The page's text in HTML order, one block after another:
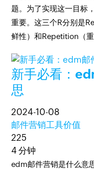
题。为了实现这一目标
重要。这三个R分别是
鲜性）和Repetition（重
新手必看：
思
2024-10-08
邮件营销工具价值
225
4 分钟
edm邮件营销是什么意